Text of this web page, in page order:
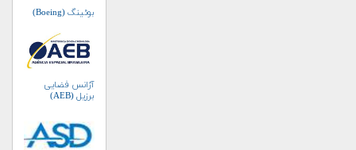
بوئینگ (Boeing)
آژانس فضایی
برزیل (AEB)